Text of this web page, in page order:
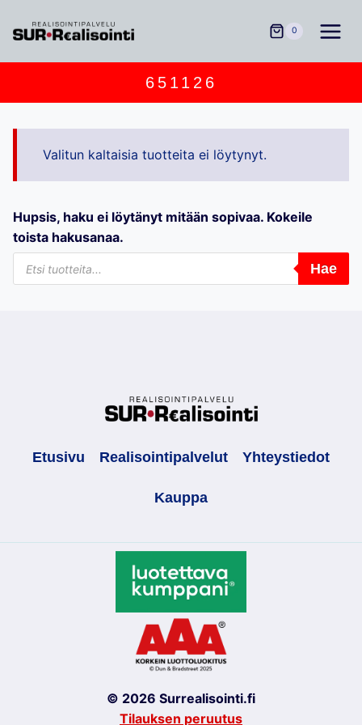
sisältöön
0
651126
Valitun kaltaisia tuotteita ei löytynyt.
Hupsis, haku ei löytänyt mitään sopivaa. Kokeile
toista hakusanaa.
Products
search
Hae
Etusivu Realisointipalvelut Yhteystiedot
Kauppa
© 2026 Surrealisointi.fi
Tilauksen peruutus